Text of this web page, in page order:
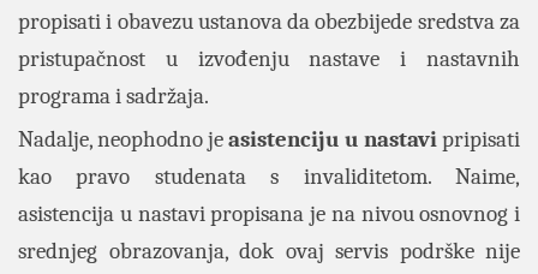
propisati i obavezu ustanova da obezbijede sredstva za
pristupačnost u izvođenju nastave i nastavnih
programa i sadržaja.
Nadalje, neophodno jeasistenciju u nastavipripisati
kao pravo studenata s invaliditetom. Naime,
asistencija u nastavi propisana je na nivou osnovnog i
srednjeg obrazovanja, dok ovaj servis podrške nije